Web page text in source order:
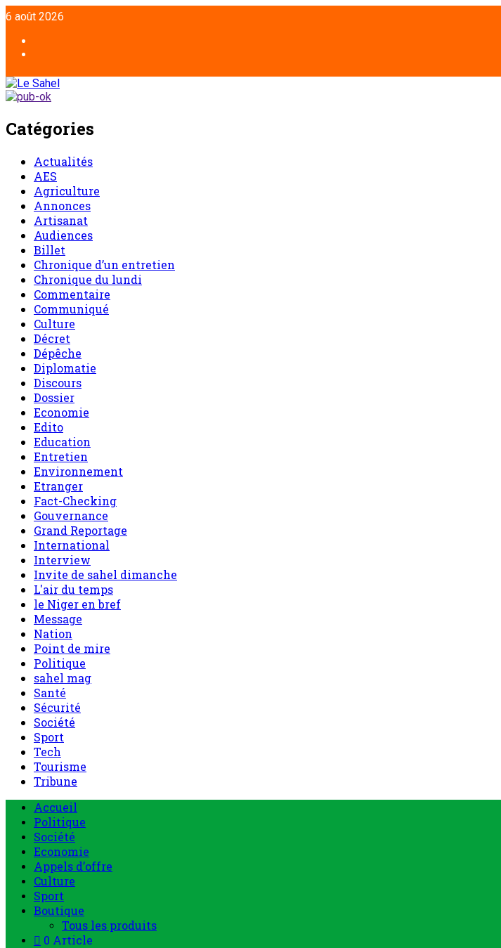
6 août 2026
Catégories
Actualités
AES
Agriculture
Annonces
Artisanat
Audiences
Billet
Chronique d’un entretien
Chronique du lundi
Commentaire
Communiqué
Culture
Décret
Dépêche
Diplomatie
Discours
Dossier
Economie
Edito
Education
Entretien
Environnement
Etranger
Fact-Checking
Gouvernance
Grand Reportage
International
Interview
Invite de sahel dimanche
L'air du temps
le Niger en bref
Message
Nation
Point de mire
Politique
sahel mag
Santé
Sécurité
Société
Sport
Tech
Tourisme
Tribune
Accueil
Politique
Société
Economie
Appels d’offre
Culture
Sport
Boutique
Tous les produits
0 Article